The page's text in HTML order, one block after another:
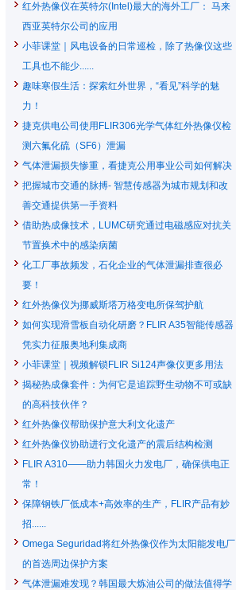
红外热像仪在英特尔(Intel)最大的海外工厂： 马来
西亚英特尔公司的应用
小菲课堂｜风电设备的日常巡检，除了热像仪这些
工具也不能少......
趣味寒假生活：探索红外世界，“看见”科学的魅
力！
捷克供电公司使用FLIR306光学气体红外热像仪检
测六氟化硫（SF6）泄漏
气体泄漏损失惨重，看捷克公用事业公司如何解决
把握城市交通的脉搏- 智慧传感器为城市规划和改
善交通提供第一手资料
借助热成像技术，LUMC研究通过电磁感应对抗关
节置换术中的感染病菌
化工厂事故频发，石化企业的气体泄漏排查很必
要！
红外热像仪为挪威斯塔万格变电所保驾护航
如何实现滑雪板自动化研磨？FLIR A35智能传感器
凭实力征服奥地利集成商
小菲课堂｜视频解锁FLIR Si124声像仪更多用法
揭秘热成像套件：为何它是追踪野生动物不可或缺
的高科技伙伴？
红外热像仪帮助保护意大利文化遗产
红外热像仪协助进行文化遗产的震后结构检测
FLIR A310——助力韩国火力发电厂，确保供电正
常！
保障钢铁厂低成本+高效率的生产，FLIR产品有妙
招......
Omega Seguridad将红外热像仪作为太阳能发电厂
的首选周边保护方案
气体泄漏难发现？韩国最大炼油公司的做法值得学